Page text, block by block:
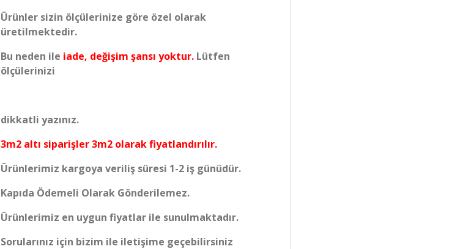
Ürünler sizin ölçülerinize göre özel olarak
üretilmektedir.
Bu neden ile iade, değişim şansı yoktur. Lütfen
ölçülerinizi
dikkatli yazınız.
3m2 altı siparişler 3m2 olarak fiyatlandırılır.
Ürünlerimiz kargoya veriliş süresi 1-2 iş günüdür.
Kapıda Ödemeli Olarak Gönderilemez.
Ürünlerimiz en uygun fiyatlar ile sunulmaktadır.
Sorularınız için bizim ile iletişime geçebilirsiniz